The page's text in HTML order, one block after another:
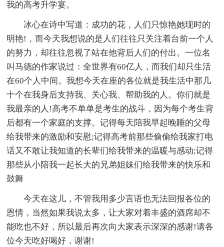
我的高考升学宴。
冰心在诗中写道：成功的花，人们只惊艳她现时的
明艳!，而今天我想说的是人们往往只关注着台前一个人
的努力，却往往忽视了站在他背后人们的付出。一位名
叫马德的作家说过：全世界有60亿人，而我们却只生活
在60个人中间。我想今天在座的各位就是我生活中那几
十个在我身后支持我、关心我、帮助我的人。你们就是
我最亲的人!高考不单单是考生的战斗，因为每个考生背
后都有一个家庭的支撑。记得每天陪我早起晚睡的父母
给我带来的激励和安慰;记得高考前那些偷偷给我家打电
话又不敢让我知道的长辈们给我带来的温暖与感动;记得
那些从小陪我一起长大的兄弟姐妹们给我带来的快乐和
鼓舞
今天在这儿，不管我用多少言语也无法回报各位的
恩情，当然如果我说太多，让大家对着丰盛的酒席却不
能吃也不好，所以最后再次向大家表示深深的感谢!请各
位今天吃好喝好，谢谢!